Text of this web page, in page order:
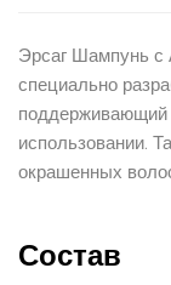
Эрсаг Шампунь с
специально
поддерживающий
использовании.
окрашенных
Состав